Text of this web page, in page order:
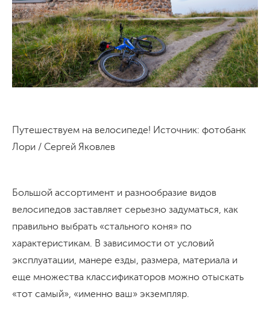
Путешествуем на велосипеде! Источник: фотобанк
Лори / Сергей Яковлев
Большой ассортимент и разнообразие видов
велосипедов заставляет серьезно задуматься, как
правильно выбрать «стального коня» по
характеристикам. В зависимости от условий
эксплуатации, манере езды, размера, материала и
еще множества классификаторов можно отыскать
«тот самый», «именно ваш» экземпляр.